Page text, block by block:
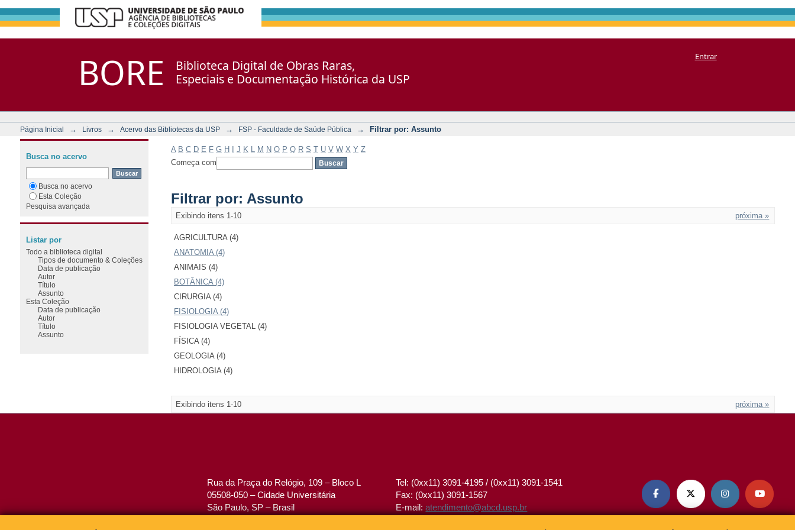
BORE
Biblioteca Digital de Obras Raras,
Especiais e Documentação Histórica da USP
Entrar
Página Inicial → Livros → Acervo das Bibliotecas da USP → FSP - Faculdade de Saúde Pública → Filtrar por: Assunto
A B C D E F G H J K M N O P Q R S T U V W X Y Z
Começa com
Filtrar por: Assunto
Exibindo itens 1-10 próxima »
AGRICULTURA (4)
ANATOMIA (4)
ANIMAIS (4)
BOTÂNICA (4)
CIRURGIA (4)
FISIOLOGIA (4)
FISIOLOGIA VEGETAL (4)
FÍSICA (4)
GEOLOGIA (4)
HIDROLOGIA (4)
Exibindo itens 1-10 próxima »
Busca no acervo
Busca no acervo
Esta Coleção
Pesquisa avançada
Listar por
Todo a biblioteca digital
Tipos de documento & Coleções
Data de publicação
Autor
Título
Assunto
Esta Coleção
Data de publicação
Autor
Título
Assunto
Rua da Praça do Relógio, 109 – Bloco L
05508-050 – Cidade Universitária
São Paulo, SP – Brasil
Tel: (0xx11) 3091-4195 / (0xx11) 3091-1541
Fax: (0xx11) 3091-1567
E-mail:atendimento@abcd.usp.br
   